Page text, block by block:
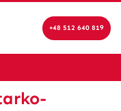
+48 512 640 819